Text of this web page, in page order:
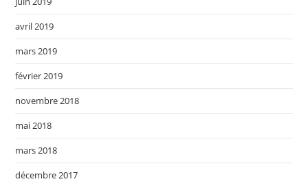
avril 2019
mars 2019
février 2019
novembre 2018
mai 2018
mars 2018
décembre 2017